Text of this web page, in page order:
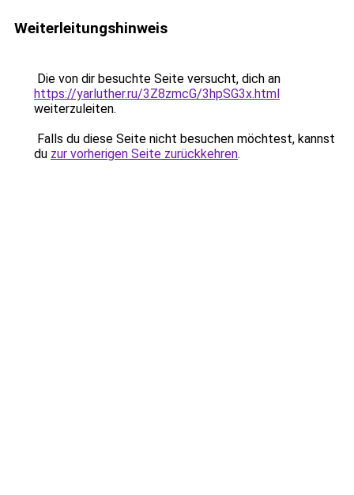
Weiterleitungshinweis
Die von dir besuchte Seite versucht, dich an
https://yarluther.ru/3Z8zmcG/3hpSG3x.html
weiterzuleiten.
Falls du diese Seite nicht besuchen möchtest, kannst
du zur vorherigen Seite zurückkehren.